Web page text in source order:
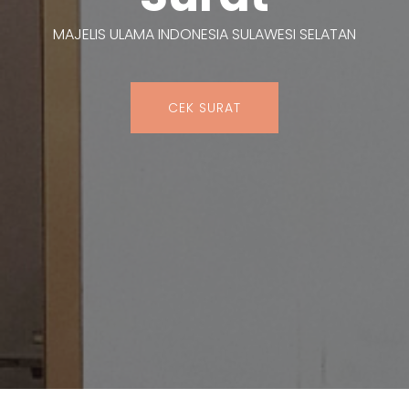
MAJELIS ULAMA INDONESIA SULAWESI SELATAN
CEK SURAT